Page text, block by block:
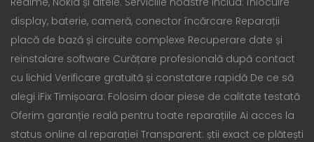
display, baterie, cameră, conector încărcare Reparații
placă de bază și circuite complexe Recuperare date și
reinstalare software Curățare profesională după contact
cu lichid Verificare gratuită și constatare rapidă De ce să
alegi iFix Timișoara: Folosim doar piese de calitate testată
Oferim garanție reală pentru toate reparațiile Ai acces la
status online al reparației Transparent: știi exact ce plătești